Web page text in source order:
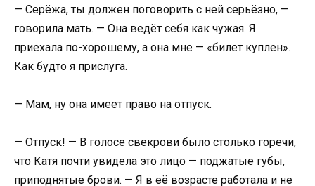
— Серёжа, ты должен поговорить с ней серьёзно, —
говорила мать. — Она ведёт себя как чужая. Я
приехала по-хорошему, а она мне — «билет куплен».
Как будто я прислуга.
— Мам, ну она имеет право на отпуск.
— Отпуск! — В голосе свекрови было столько горечи,
что Катя почти увидела это лицо — поджатые губы,
приподнятые брови. — Я в её возрасте работала и не